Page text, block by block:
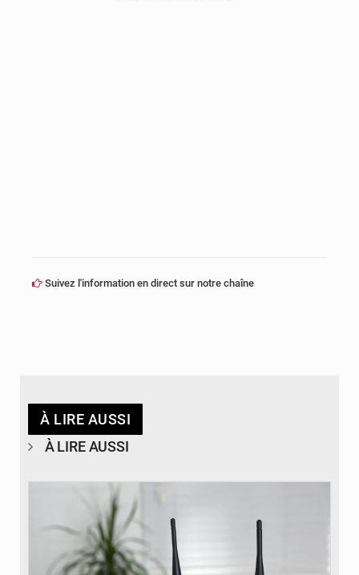
Suivez l'information en direct sur notre chaîne
À LIRE AUSSI
À LIRE AUSSI